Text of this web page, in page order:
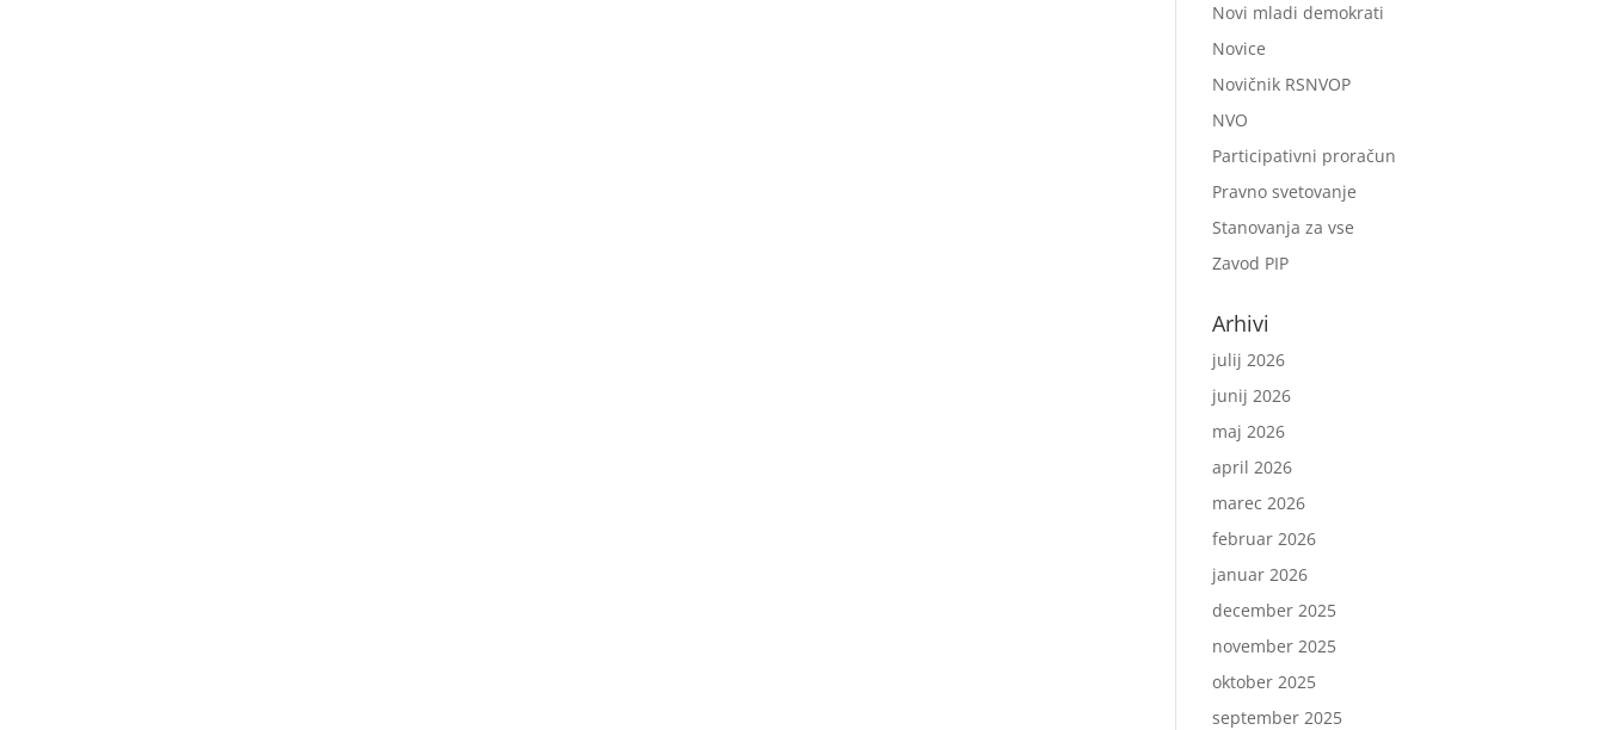
Novi mladi demokrati
Novice
Novičnik RSNVOP
NVO
Participativni proračun
Pravno svetovanje
Stanovanja za vse
Zavod PIP
Arhivi
julij 2026
junij 2026
maj 2026
april 2026
marec 2026
februar 2026
januar 2026
december 2025
november 2025
oktober 2025
september 2025